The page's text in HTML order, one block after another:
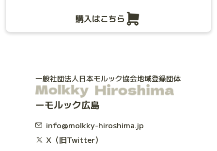
購入はこちら
一般社団法人日本モルック協会地域登録団体
モルック広島
info@molkky-hiroshima.jp
X（旧Twitter）